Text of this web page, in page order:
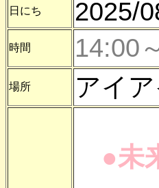
日にち 2025/
時間 14:00
場所 アイ
●未